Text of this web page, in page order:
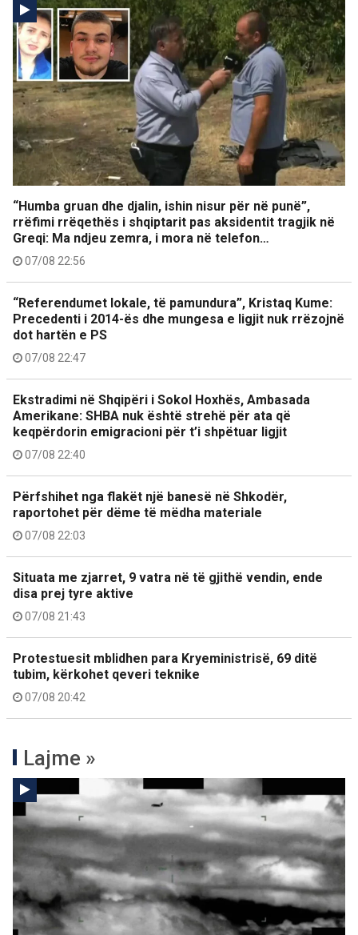
“Humba gruan dhe djalin, ishin nisur për në punë”,
rrëfimi rrëqethës i shqiptarit pas aksidentit tragjik në
Greqi: Ma ndjeu zemra, i mora në telefon…
07/08 22:56
“Referendumet lokale, të pamundura”, Kristaq Kume:
Precedenti i 2014-ës dhe mungesa e ligjit nuk rrëzojnë
dot hartën e PS
07/08 22:47
Ekstradimi në Shqipëri i Sokol Hoxhës, Ambasada
Amerikane: SHBA nuk është strehë për ata që
keqpërdorin emigracioni për t’i shpëtuar ligjit
07/08 22:40
Përfshihet nga flakët një banesë në Shkodër,
raportohet për dëme të mëdha materiale
07/08 22:03
Situata me zjarret, 9 vatra në të gjithë vendin, ende
disa prej tyre aktive
07/08 21:43
Protestuesit mblidhen para Kryeministrisë, 69 ditë
tubim, kërkohet qeveri teknike
07/08 20:42
Lajme »